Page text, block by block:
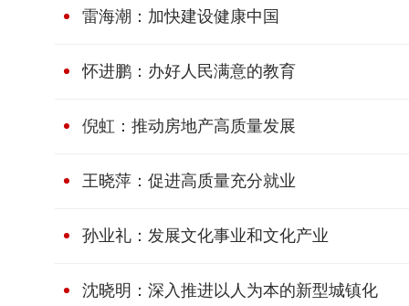
雷海潮：加快建设健康中国
怀进鹏：办好人民满意的教育
倪虹：推动房地产高质量发展
王晓萍：促进高质量充分就业
孙业礼：发展文化事业和文化产业
沈晓明：深入推进以人为本的新型城镇化